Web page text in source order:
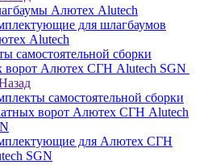
Алютех Alutech
для шлагбаумов
Alutech
самостоятельной сборки
ворот Алютех СГН Alutech SGN
самостоятельной сборки
ворот Алютех СГН Alutech
для Алютех СГН
SGN